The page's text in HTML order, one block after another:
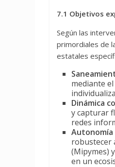
7.1 Objetivos
Según las
primordiales de
estatales
mediante
Dinámica
y capturar
redes
robustecer
(Mipymes)
en un